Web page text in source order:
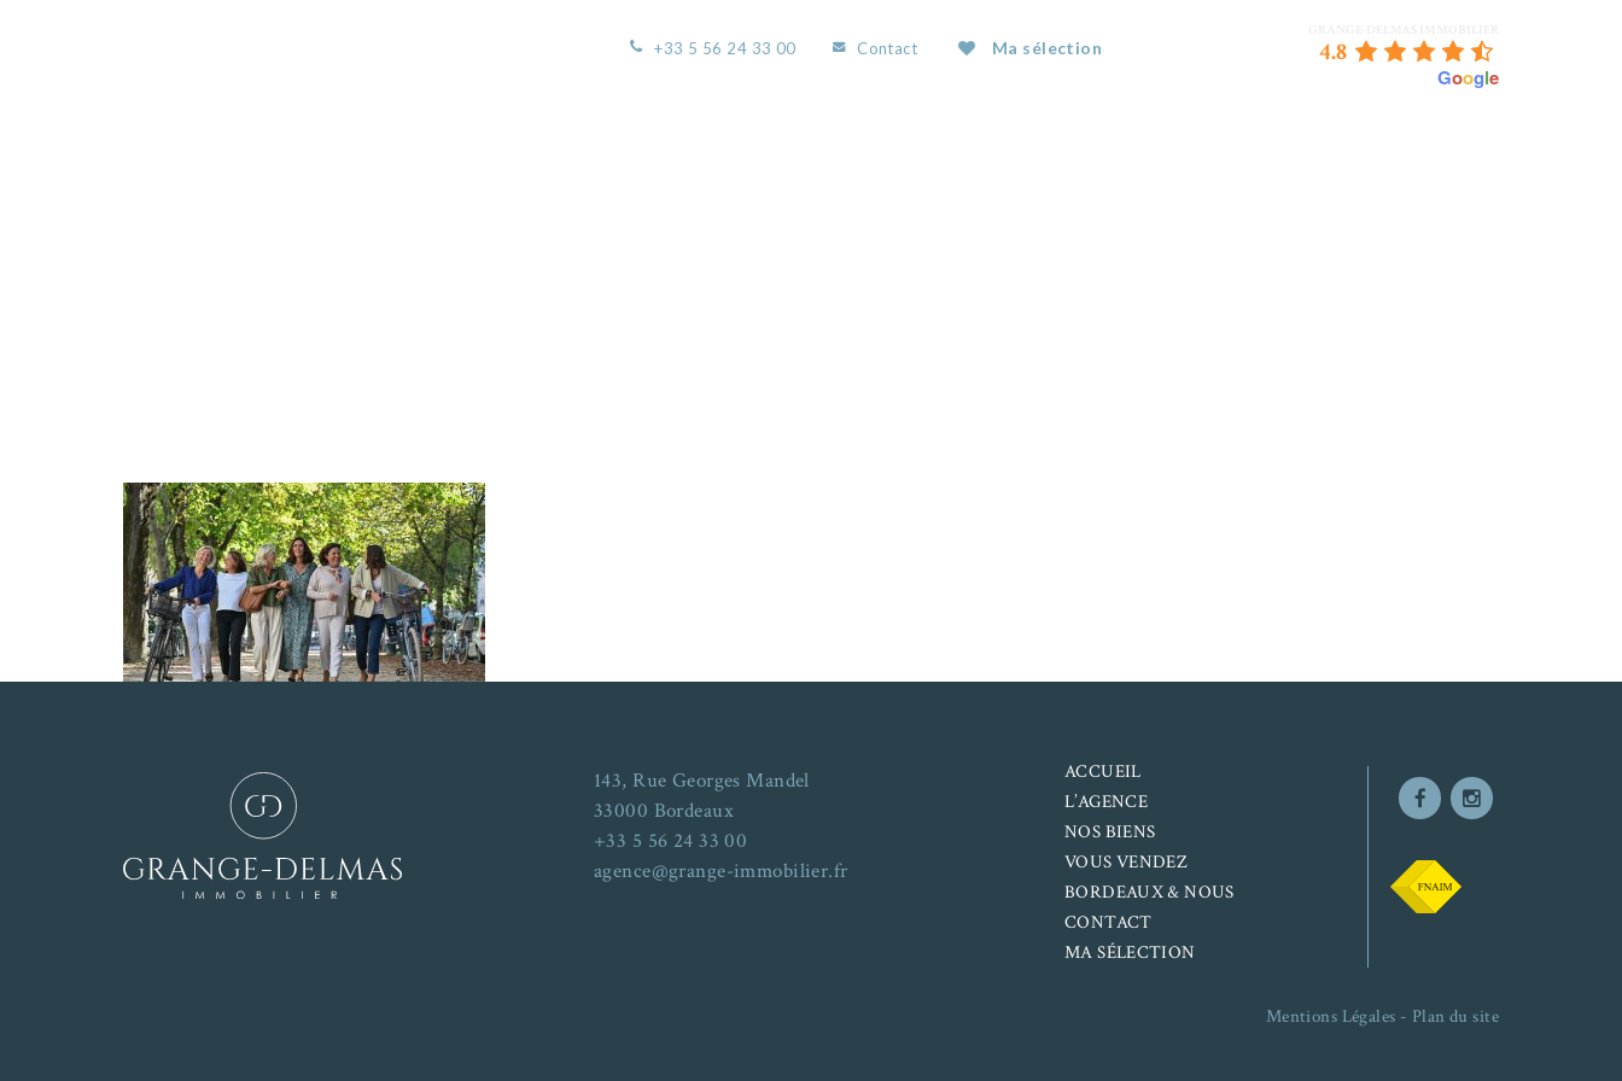
+33 5 56 24 33 00 Contact Ma sélection 4.8
Google
143, Rue Georges Mandel
33000 Bordeaux
+33 5 56 24 33 00
agence@grange-immobilier.fr
ACCUEIL
L’AGENCE
NOS BIENS
VOUS VENDEZ
BORDEAUX & NOUS
CONTACT
MA SÉLECTION
Mentions Légales - Plan du site